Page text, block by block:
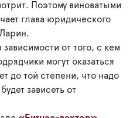
Поэтому виноватыми
глава юридического
от того, с кем
могут оказаться
до той степени, что надо
зависеть от